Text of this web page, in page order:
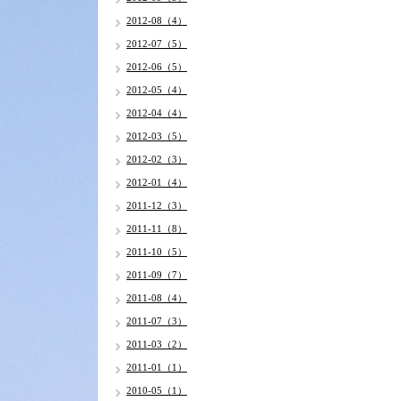
2012-08（4）
2012-07（5）
2012-06（5）
2012-05（4）
2012-04（4）
2012-03（5）
2012-02（3）
2012-01（4）
2011-12（3）
2011-11（8）
2011-10（5）
2011-09（7）
2011-08（4）
2011-07（3）
2011-03（2）
2011-01（1）
2010-05（1）